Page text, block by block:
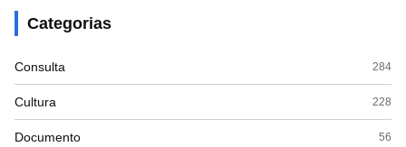
Categorias
Consulta 284
Cultura 228
Documento 56